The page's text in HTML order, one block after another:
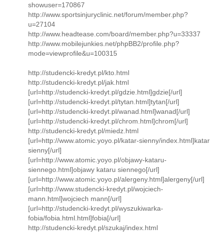
showuser=170867
http://www.sportsinjuryclinic.net/forum/member.php?
u=27104
http://www.headtease.com/board/member.php?u=33337
http://www.mobilejunkies.net/phpBB2/profile.php?
mode=viewprofile&u=100315
http://studencki-kredyt.pl/kto.html
http://studencki-kredyt.pl/jak.html
[url=http://studencki-kredyt.pl/gdzie.html]gdzie[/url]
[url=http://studencki-kredyt.pl/tytan.html]tytan[/url]
[url=http://studencki-kredyt.pl/wanad.html]wanad[/url]
[url=http://studencki-kredyt.pl/chrom.html]chrom[/url]
http://studencki-kredyt.pl/miedz.html
[url=http://www.atomic.yoyo.pl/katar-sienny/index.html]katar
sienny[/url]
[url=http://www.atomic.yoyo.pl/objawy-kataru-
siennego.html]objawy kataru siennego[/url]
[url=http://www.atomic.yoyo.pl/alergeny.html]alergeny[/url]
[url=http://www.studencki-kredyt.pl/wojciech-
mann.html]wojciech mann[/url]
[url=http://studencki-kredyt.pl/wyszukiwarka-
fobia/fobia.html.html]fobia[/url]
http://studencki-kredyt.pl/szukaj/index.html